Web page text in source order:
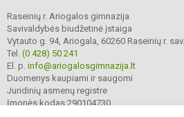
Raseinių r. Ariogalos gimnazija
Savivaldybės biudžetinė įstaiga
Vytauto g. 94, Ariogala, 60260 Raseinių r. sav.
Tel. (0 428) 50 241
El. p. info@ariogalosgimnazija.lt
Duomenys kaupiami ir saugomi
Juridinių asmenų registre
Įmonės kodas 290104730